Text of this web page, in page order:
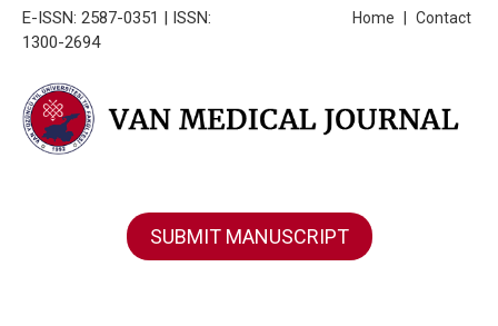
E-ISSN: 2587-0351 | ISSN:
1300-2694
Contact
Home
SUBMIT MANUSCRIPT